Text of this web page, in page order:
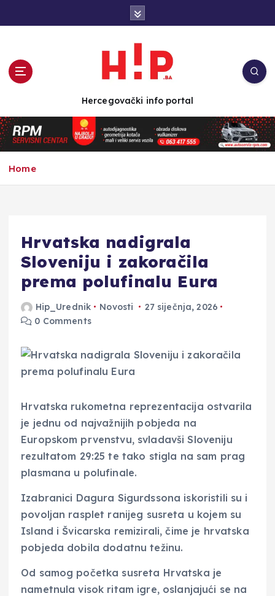
n
t
e
Hercegovački info portal
Home
Hrvatska nadigrala
Sloveniju i zakoračila
prema polufinalu Eura
Hip_Urednik Novosti
27 siječnja, 2026
0 Comments
Hrvatska rukometna reprezentacija ostvarila
je jednu od najvažnijih pobjeda na
Europskom prvenstvu, svladavši Sloveniju
rezultatom 29:25 te tako stigla na sam prag
plasmana u polufinale.
Izabranici Dagura Sigurdssona iskoristili su i
povoljan rasplet ranijeg susreta u kojem su
Island i Švicarska remizirali, čime je hrvatska
pobjeda dobila dodatnu težinu.
Od samog početka susreta Hrvatska je
nametnula visok ritam igre, oslanjajući se na